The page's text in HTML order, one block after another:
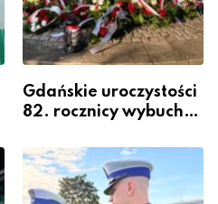
Gdańskie uroczystości
82. rocznicy wybuchu
Warszawskiego